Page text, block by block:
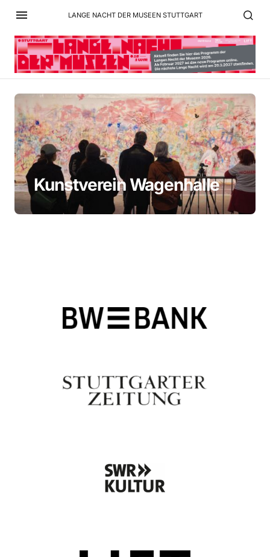
LANGE NACHT DER MUSEEN STUTTGART
Kunstverein Wagenhalle